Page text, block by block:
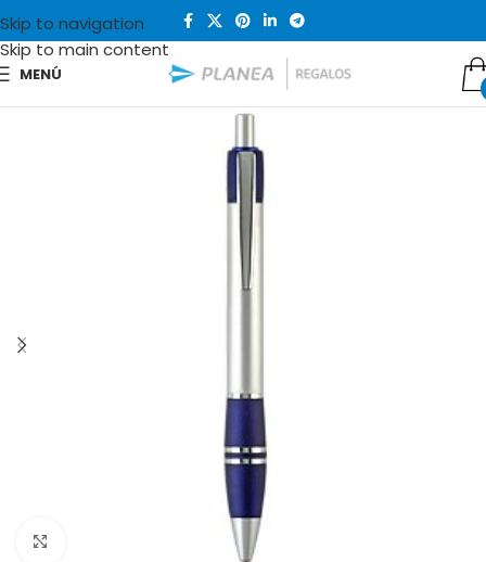
Skip to navigation
Skip to main content
MENÚ